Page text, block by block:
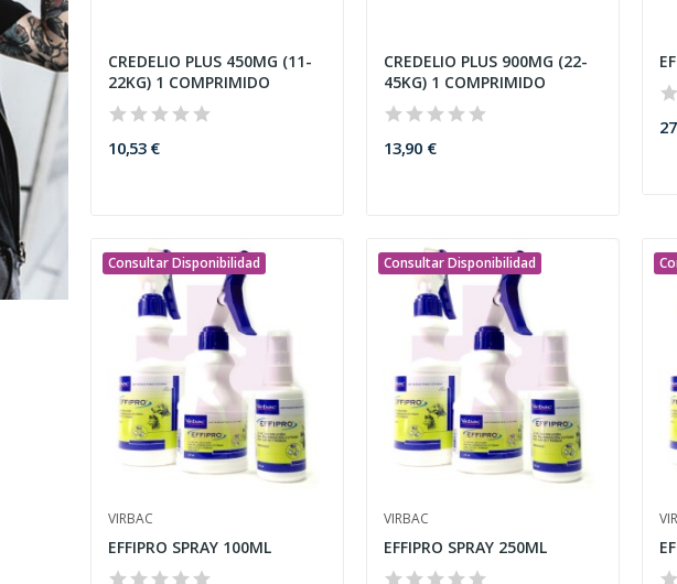
CREDELIO PLUS 450MG (11-
22KG) 1 COMPRIMIDO
10,53 €
CREDELIO PLUS 900MG (22-
45KG) 1 COMPRIMIDO
13,90 €
Consultar Disponibilidad
VIRBAC
EFFIPRO SPRAY 100ML
Consultar Disponibilidad
VIRBAC
EFFIPRO SPRAY 250ML